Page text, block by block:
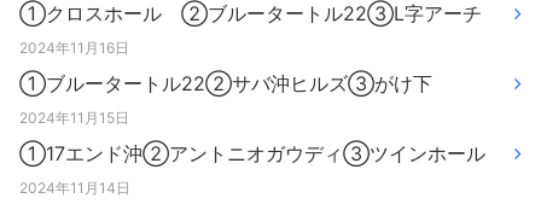
①クロスホール ②ブルータートル22③L字アーチ
2024年11月16日
①ブルータートル22②サバ沖ヒルズ③がけ下
2024年11月15日
①17エンド沖②アントニオガウディ③ツインホール
2024年11月14日